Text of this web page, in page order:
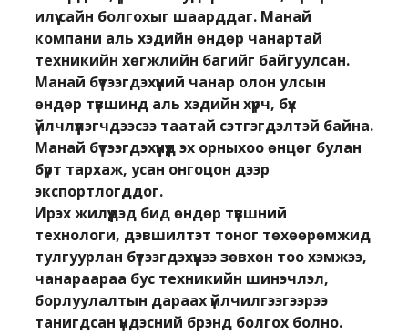
илүү сайн болгохыг шаарддаг. Манай
компани аль хэдийн өндөр чанартай
техникийн хөгжлийн багийг байгуулсан.
Манай бүтээгдэхүүний чанар олон улсын
өндөр түвшинд аль хэдийн хүрч, бүх
үйлчлүүлэгчдээсээ таатай сэтгэгдэлтэй байна.
Манай бүтээгдэхүүнүүд эх орныхоо өнцөг булан
бүрт тархаж, усан онгоцон дээр
экспортлогддог.
Ирэх жилүүдэд бид өндөр түвшний
технологи, дэвшилтэт тоног төхөөрөмжид
тулгуурлан бүтээгдэхүүнээ зөвхөн тоо хэмжээ,
чанараараа бус техникийн шинэчлэл,
борлуулалтын дараах үйлчилгээгээрээ
танигдсан үндэсний брэнд болгох болно.